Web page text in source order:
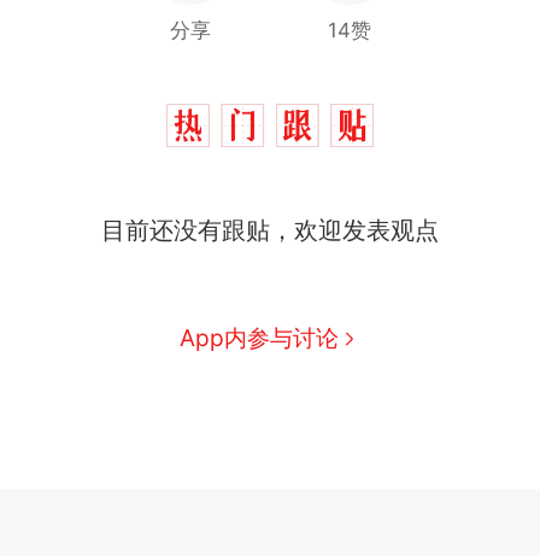
分享 14赞
目前还没有跟贴，欢迎发表观点
App内参与讨论